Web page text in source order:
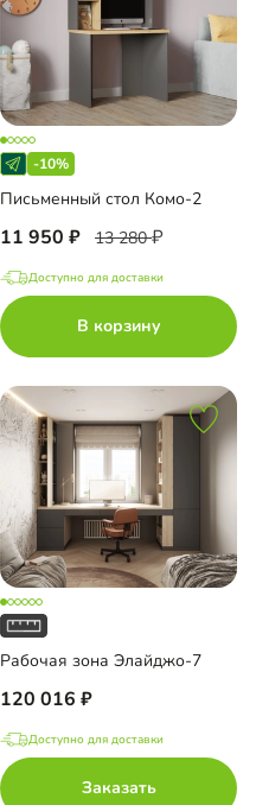
-10%
Письменный стол Комо-2
11 950 13 280
Доступно для доставки
В корзину
Рабочая зона Элайджо-7
120 016
Доступно для доставки
Заказать